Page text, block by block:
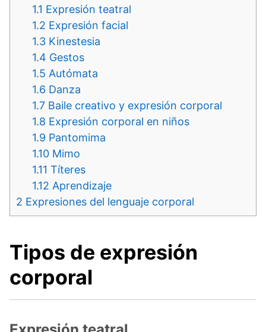
1.1 Expresión teatral
1.2 Expresión facial
1.3 Kinestesia
1.4 Gestos
1.5 Autómata
1.6 Danza
1.7 Baile creativo y expresión corporal
1.8 Expresión corporal en niños
1.9 Pantomima
1.10 Mimo
1.11 Títeres
1.12 Aprendizaje
2 Expresiones del lenguaje corporal
Tipos de expresión
corporal